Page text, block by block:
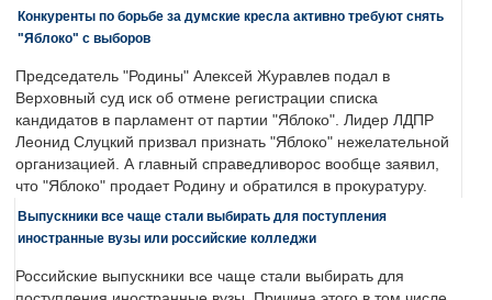
Конкуренты по борьбе за думские кресла активно требуют снять
"Яблоко" с выборов
Председатель "Родины" Алексей Журавлев подал в
Верховный суд иск об отмене регистрации списка
кандидатов в парламент от партии "Яблоко". Лидер ЛДПР
Леонид Слуцкий призвал признать "Яблоко" нежелательной
организацией. А главный справедливорос вообще заявил,
что "Яблоко" продает Родину и обратился в прокуратуру.
Выпускники все чаще стали выбирать для поступления
иностранные вузы или российские колледжи
Российские выпускники все чаще стали выбирать для